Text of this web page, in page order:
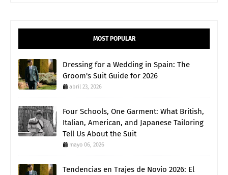
MOST POPULAR
Dressing for a Wedding in Spain: The
Groom's Suit Guide for 2026
abril 23, 2026
Four Schools, One Garment: What British,
Italian, American, and Japanese Tailoring
Tell Us About the Suit
mayo 06, 2026
Tendencias en Trajes de Novio 2026: El